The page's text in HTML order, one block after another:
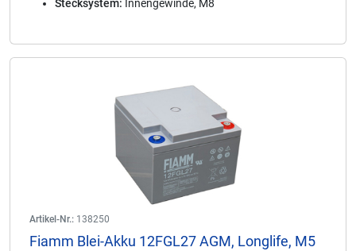
Stecksystem: Innengewinde, M8
Artikel-Nr.: 138250
Fiamm Blei-Akku 12FGL27 AGM, Longlife, M5